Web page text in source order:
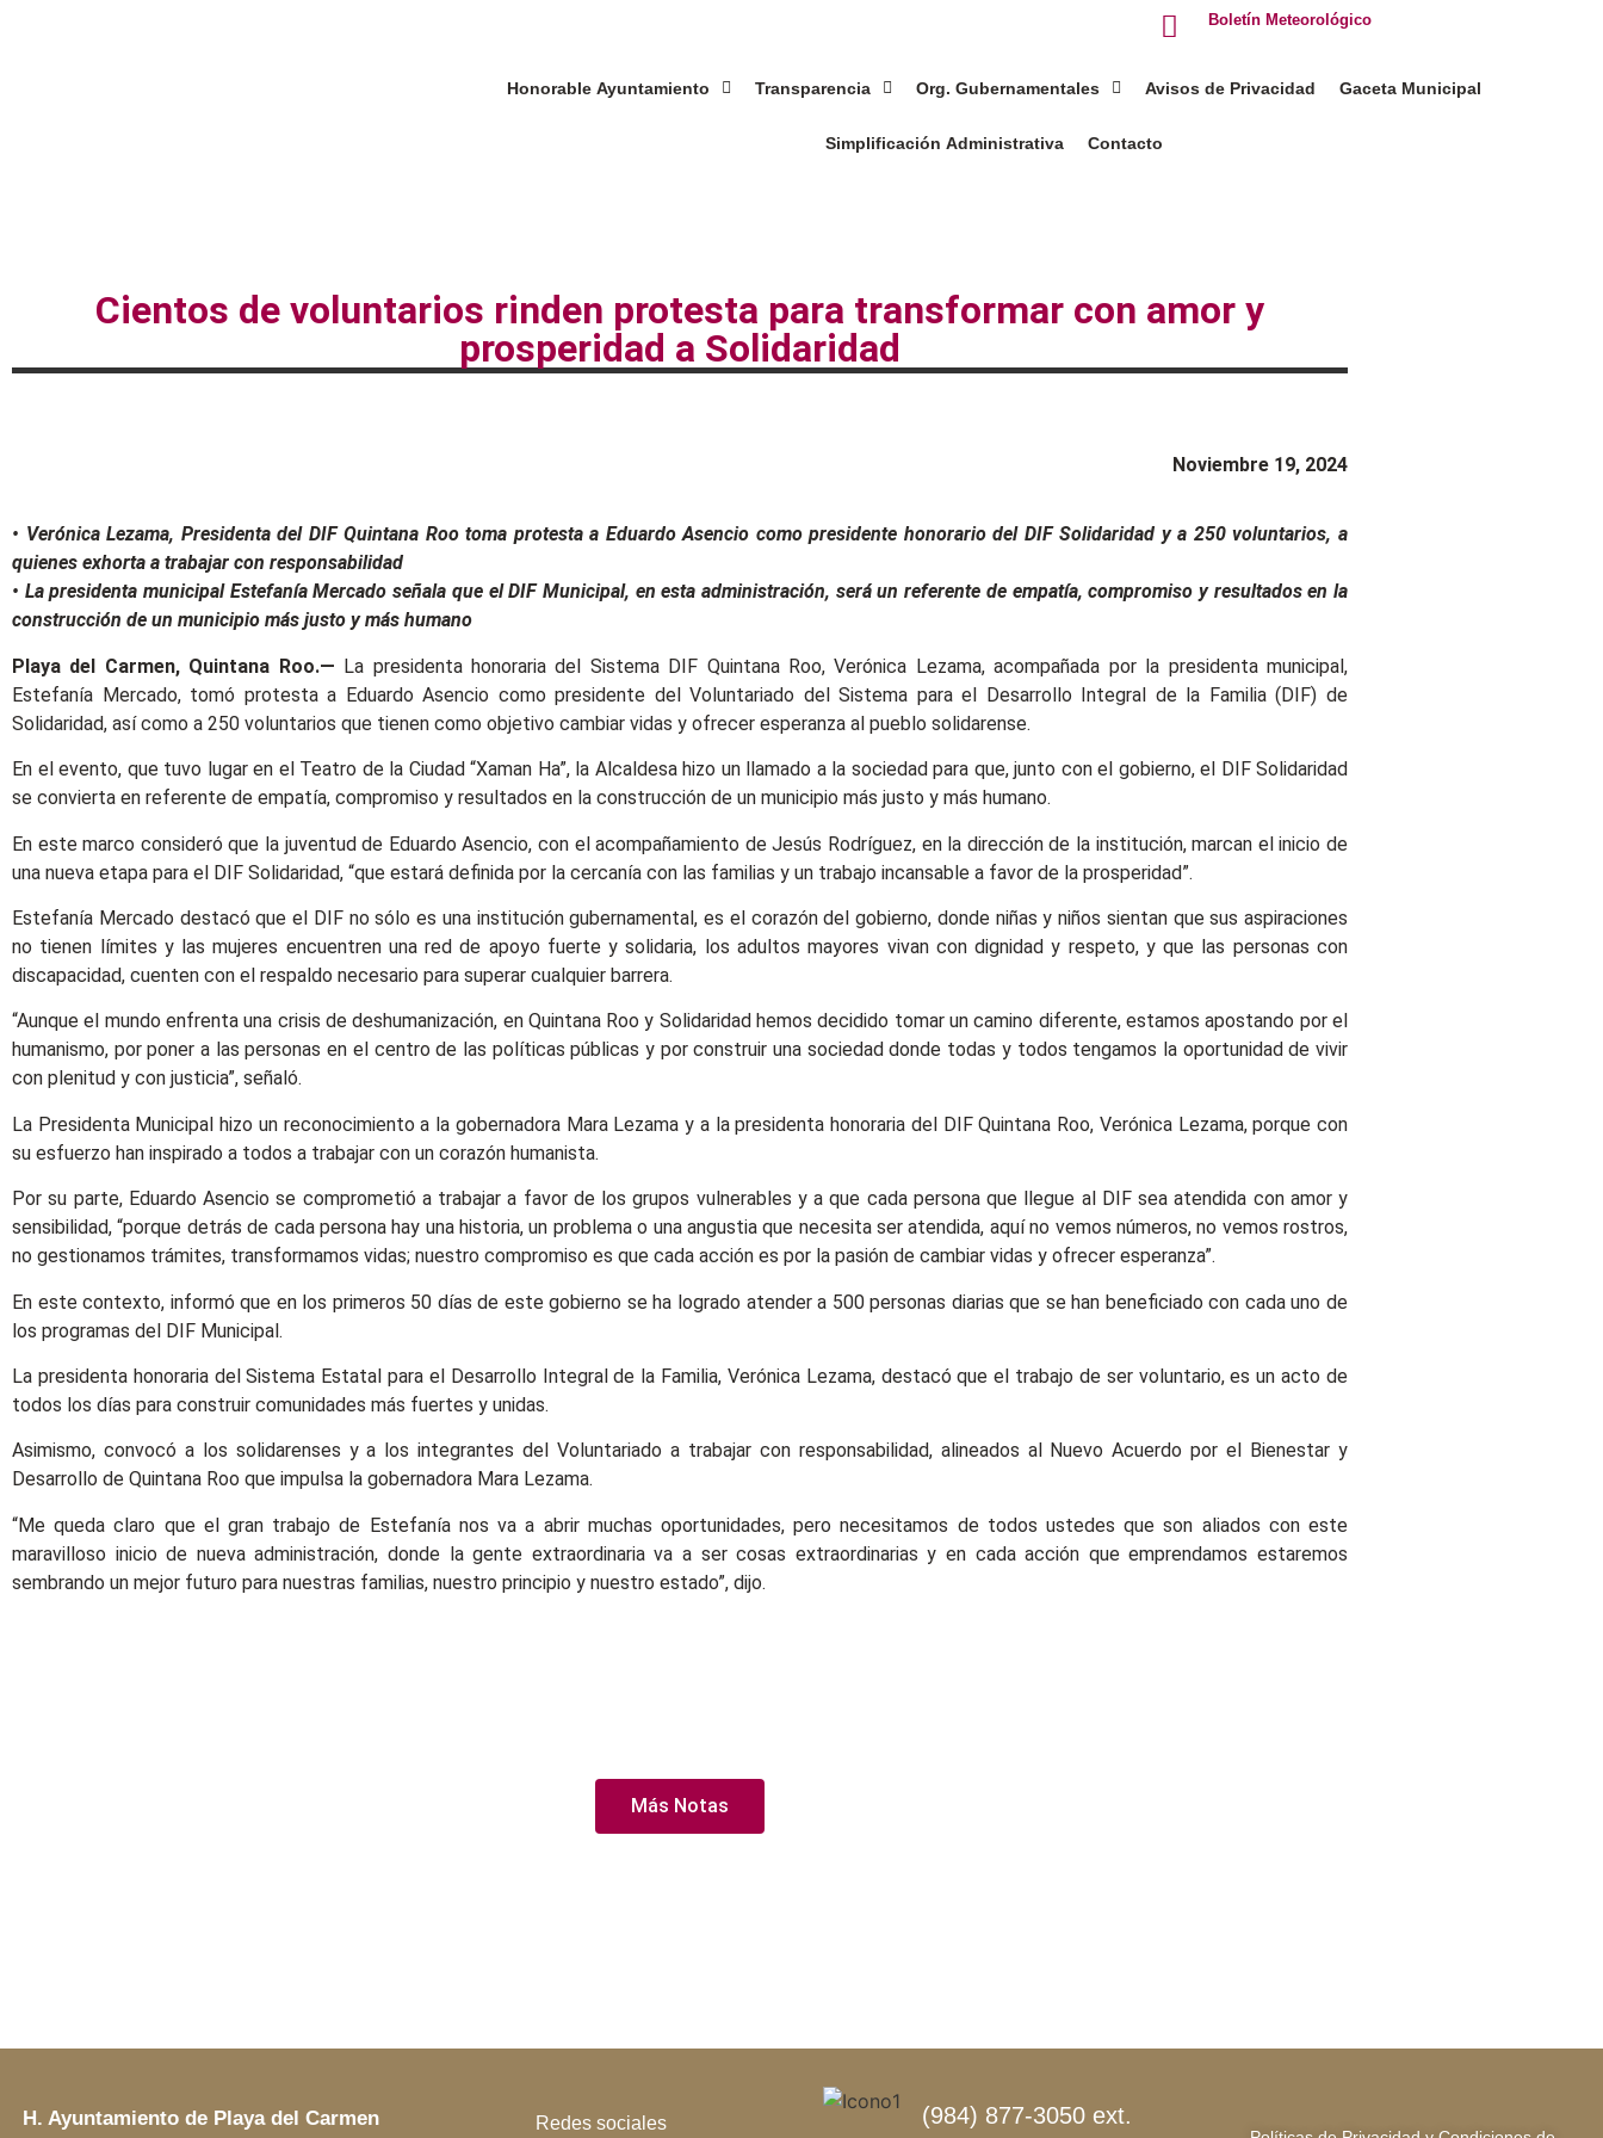
Boletín Meteorológico
Honorable Ayuntamiento Transparencia Org. Gubernamentales Avisos de Privacidad Gaceta Municipal
Simplificación Administrativa Contacto
Cientos de voluntarios rinden protesta para transformar con amor y
prosperidad a Solidaridad
Noviembre 19, 2024
• Verónica Lezama, Presidenta del DIF Quintana Roo toma protesta a Eduardo Asencio como presidente honorario del DIF Solidaridad y a 250 voluntarios, a
quienes exhorta a trabajar con responsabilidad
• La presidenta municipal Estefanía Mercado señala que el DIF Municipal, en esta administración, será un referente de empatía, compromiso y resultados en la
construcción de un municipio más justo y más humano
Playa del Carmen, Quintana Roo.— La presidenta honoraria del Sistema DIF Quintana Roo, Verónica Lezama, acompañada por la presidenta municipal,
Estefanía Mercado, tomó protesta a Eduardo Asencio como presidente del Voluntariado del Sistema para el Desarrollo Integral de la Familia (DIF) de
Solidaridad, así como a 250 voluntarios que tienen como objetivo cambiar vidas y ofrecer esperanza al pueblo solidarense.
En el evento, que tuvo lugar en el Teatro de la Ciudad “Xaman Ha”, la Alcaldesa hizo un llamado a la sociedad para que, junto con el gobierno, el DIF Solidaridad
se convierta en referente de empatía, compromiso y resultados en la construcción de un municipio más justo y más humano.
En este marco consideró que la juventud de Eduardo Asencio, con el acompañamiento de Jesús Rodríguez, en la dirección de la institución, marcan el inicio de
una nueva etapa para el DIF Solidaridad, “que estará definida por la cercanía con las familias y un trabajo incansable a favor de la prosperidad”.
Estefanía Mercado destacó que el DIF no sólo es una institución gubernamental, es el corazón del gobierno, donde niñas y niños sientan que sus aspiraciones
no tienen límites y las mujeres encuentren una red de apoyo fuerte y solidaria, los adultos mayores vivan con dignidad y respeto, y que las personas con
discapacidad, cuenten con el respaldo necesario para superar cualquier barrera.
“Aunque el mundo enfrenta una crisis de deshumanización, en Quintana Roo y Solidaridad hemos decidido tomar un camino diferente, estamos apostando por el
humanismo, por poner a las personas en el centro de las políticas públicas y por construir una sociedad donde todas y todos tengamos la oportunidad de vivir
con plenitud y con justicia”, señaló.
La Presidenta Municipal hizo un reconocimiento a la gobernadora Mara Lezama y a la presidenta honoraria del DIF Quintana Roo, Verónica Lezama, porque con
su esfuerzo han inspirado a todos a trabajar con un corazón humanista.
Por su parte, Eduardo Asencio se comprometió a trabajar a favor de los grupos vulnerables y a que cada persona que llegue al DIF sea atendida con amor y
sensibilidad, “porque detrás de cada persona hay una historia, un problema o una angustia que necesita ser atendida, aquí no vemos números, no vemos rostros,
no gestionamos trámites, transformamos vidas; nuestro compromiso es que cada acción es por la pasión de cambiar vidas y ofrecer esperanza”.
En este contexto, informó que en los primeros 50 días de este gobierno se ha logrado atender a 500 personas diarias que se han beneficiado con cada uno de
los programas del DIF Municipal.
La presidenta honoraria del Sistema Estatal para el Desarrollo Integral de la Familia, Verónica Lezama, destacó que el trabajo de ser voluntario, es un acto de
todos los días para construir comunidades más fuertes y unidas.
Asimismo, convocó a los solidarenses y a los integrantes del Voluntariado a trabajar con responsabilidad, alineados al Nuevo Acuerdo por el Bienestar y
Desarrollo de Quintana Roo que impulsa la gobernadora Mara Lezama.
“Me queda claro que el gran trabajo de Estefanía nos va a abrir muchas oportunidades, pero necesitamos de todos ustedes que son aliados con este
maravilloso inicio de nueva administración, donde la gente extraordinaria va a ser cosas extraordinarias y en cada acción que emprendamos estaremos
sembrando un mejor futuro para nuestras familias, nuestro principio y nuestro estado”, dijo.
Más Notas
H. Ayuntamiento de Playa del Carmen Redes sociales
(984) 877-3050 ext.